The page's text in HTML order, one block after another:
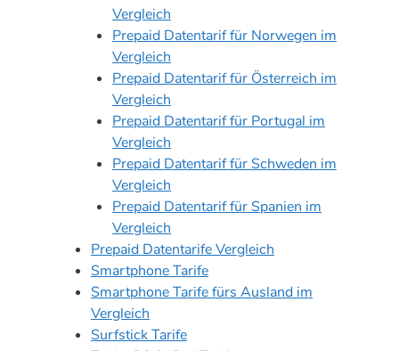
Vergleich
Prepaid Datentarif für Norwegen im
Vergleich
Prepaid Datentarif für Österreich im
Vergleich
Prepaid Datentarif für Portugal im
Vergleich
Prepaid Datentarif für Schweden im
Vergleich
Prepaid Datentarif für Spanien im
Vergleich
Prepaid Datentarife Vergleich
Smartphone Tarife
Smartphone Tarife fürs Ausland im
Vergleich
Surfstick Tarife